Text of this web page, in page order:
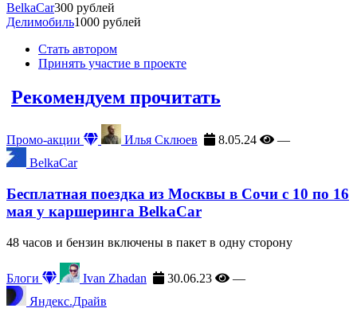
BelkaCar300 рублей
Делимобиль1000 рублей
Стать автором
Принять участие в проекте
Рекомендуем прочитать
Промо-акции Илья Склюев 8.05.24
—
BelkaCar
Бесплатная поездка из Москвы в Сочи с 10 по 16
мая у каршеринга BelkaCar
48 часов и бензин включены в пакет в одну сторону
Блоги Ivan Zhadan 30.06.23
—
Яндекс.Драйв